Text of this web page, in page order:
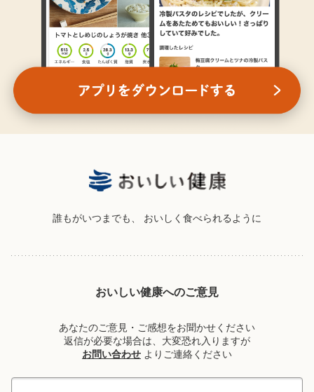
誰もがいつまでも、 おいしく食べられるように
おいしい健康へのご意見
あなたのご意見・ご感想をお聞かせください
返信が必要な場合は、大変恐れ入りますが
お問い合わせ よりご連絡ください